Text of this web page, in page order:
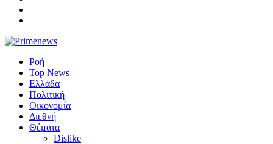
Ροή
Top News
Ελλάδα
Πολιτική
Οικονομία
Διεθνή
Θέματα
Dislike